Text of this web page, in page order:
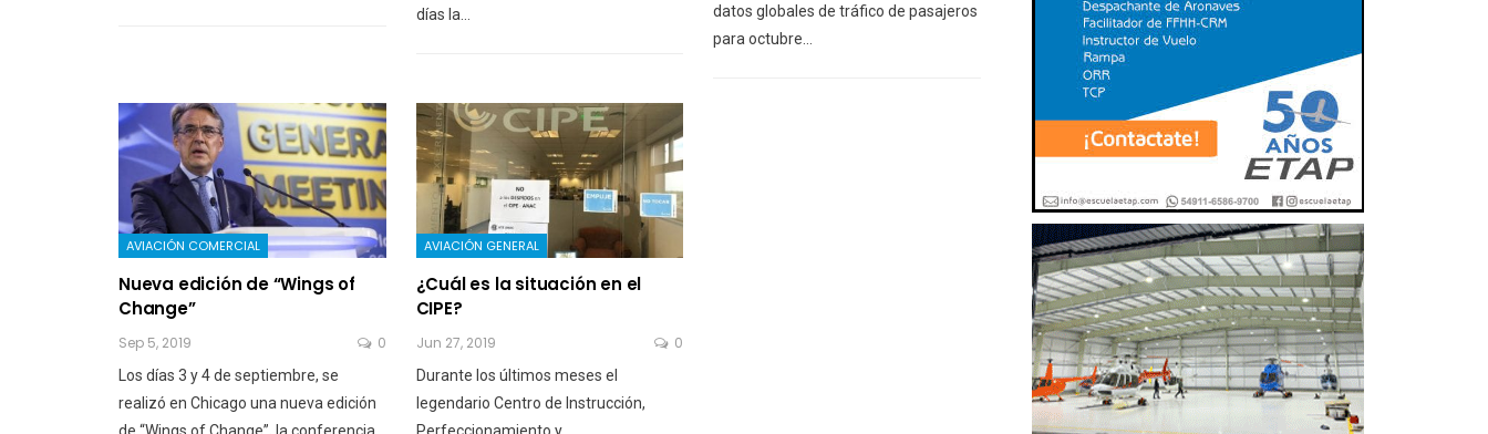
días la…
datos globales de tráfico de pasajeros
para octubre…
AVIACIÓN COMERCIAL
Nueva edición de “Wings of
Change”
Sep 5, 2019 0
Los días 3 y 4 de septiembre, se
realizó en Chicago una nueva edición
AVIACIÓN GENERAL
¿Cuál es la situación en el
CIPE?
Jun 27, 2019 0
Durante los últimos meses el
legendario Centro de Instrucción,